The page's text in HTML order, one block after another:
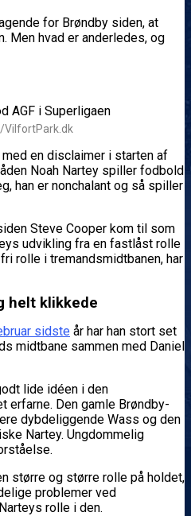
for Brøndby siden, at
Men hvad er anderledes, og
VilfortPark.dk
en disclaimer i starten af
Noah Nartey spiller fodbold
han er nonchalant og så spiller
Steve Cooper kom til som
udvikling fra en fastlåst rolle
rolle i tremandsmidtbanen, har
helt klikkede
sidste år har han stort set
midtbane sammen med Daniel
lide idéen i den
erfarne. Den gamle Brøndby-
dybdeliggende Wass og den
Nartey. Ungdommelig
større og større rolle på holdet,
problemer ved
rolle i den.